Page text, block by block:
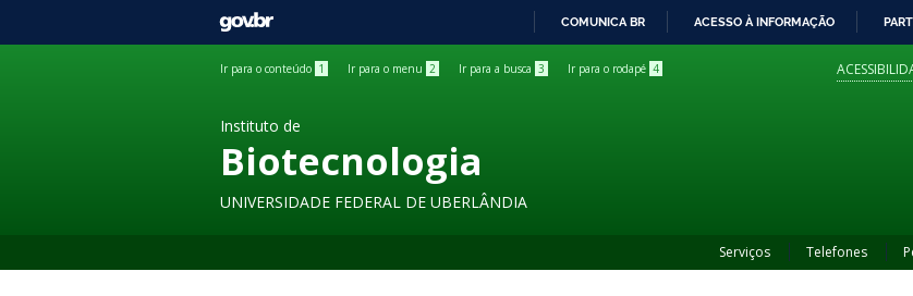
GOVBR
COMUNICA BR ACESSO À INFORMAÇÃO
Ir para o conteúdo 1 Ir para o menu 2 Ir para a busca 3 Ir para o rodapé 4
Instituto de
Biotecnologia
UNIVERSIDADE FEDERAL DE UBERLÂNDIA
Serviços Telefones